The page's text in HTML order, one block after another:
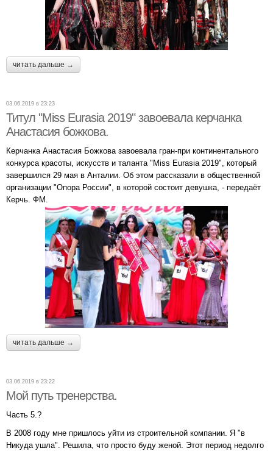
читать дальше →
03.06.2019 в 23:23
Титул "Miss Eurasia 2019" завоевала керчанка
Анастасия божкова.
Керчанка Анастасия Божкова завоевала гран-при континентального
конкурса красоты, искусств и таланта "Miss Eurasia 2019", который
завершился 29 мая в Анталии. Об этом рассказали в общественной
организации "Опора России", в которой состоит девушка, - передаёт
Керчь. ФМ.
читать дальше →
03.06.2019 в 23:22
Мой путь тренерства.
Часть 5.?
В 2008 году мне пришлось уйти из строительной компании. Я "в
Никуда ушла". Решила, что просто буду женой. Этот период недолго